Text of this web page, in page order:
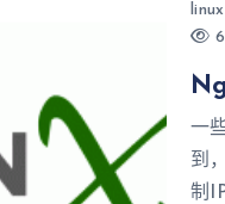
linux
一
到
制